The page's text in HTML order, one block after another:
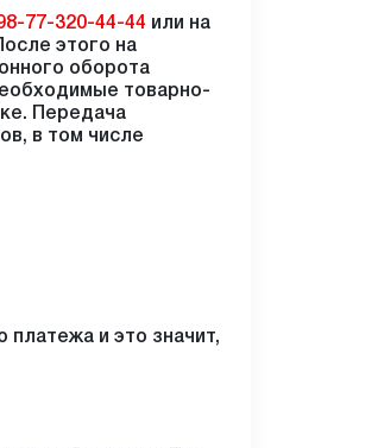
77-320-44-44 или на
этого на
оборота
товарно-
Передача
в том числе
и это значит,